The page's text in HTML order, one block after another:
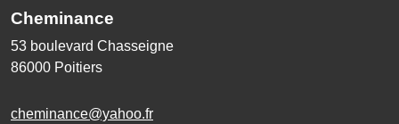
Cheminance
53 boulevard Chasseigne
86000 Poitiers
cheminance@yahoo.fr